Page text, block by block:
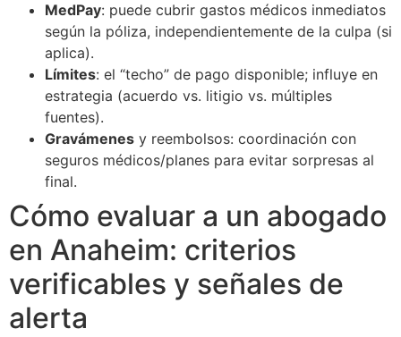
MedPay: puede cubrir gastos médicos inmediatos
según la póliza, independientemente de la culpa (si
aplica).
Límites: el “techo” de pago disponible; influye en
estrategia (acuerdo vs. litigio vs. múltiples
fuentes).
Gravámenes y reembolsos: coordinación con
seguros médicos/planes para evitar sorpresas al
final.
Cómo evaluar a un abogado
en Anaheim: criterios
verificables y señales de
alerta